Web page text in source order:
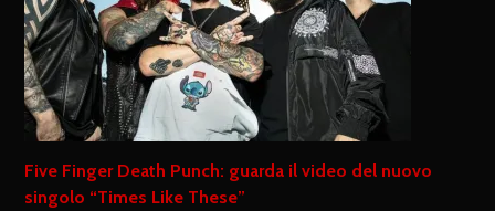
Five Finger Death Punch: guarda il video del nuovo
singolo “Times Like These”